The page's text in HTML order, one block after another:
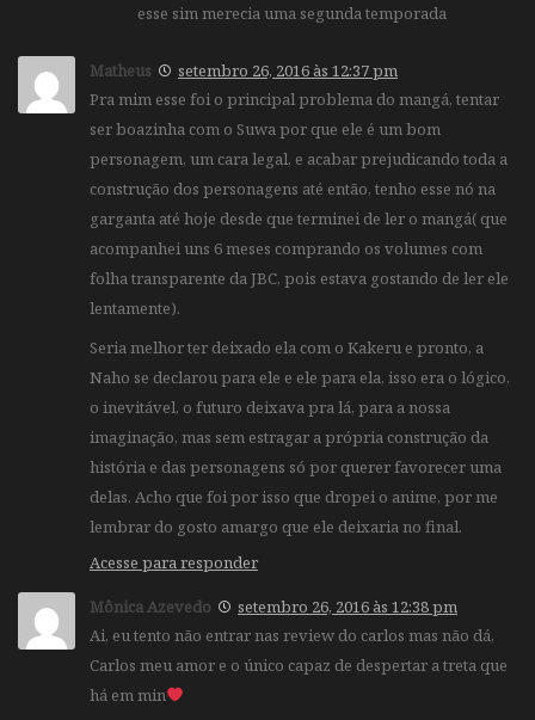
esse sim merecia uma segunda temporada
Matheus
setembro 26, 2016 às 12:37 pm
Pra mim esse foi o principal problema do mangá, tentar
ser boazinha com o Suwa por que ele é um bom
personagem, um cara legal, e acabar prejudicando toda a
construção dos personagens até então, tenho esse nó na
garganta até hoje desde que terminei de ler o mangá( que
acompanhei uns 6 meses comprando os volumes com
folha transparente da JBC, pois estava gostando de ler ele
lentamente).
Seria melhor ter deixado ela com o Kakeru e pronto, a
Naho se declarou para ele e ele para ela, isso era o lógico,
o inevitável, o futuro deixava pra lá, para a nossa
imaginação, mas sem estragar a própria construção da
história e das personagens só por querer favorecer uma
delas. Acho que foi por isso que dropei o anime, por me
lembrar do gosto amargo que ele deixaria no final.
Acesse para responder
Mônica Azevedo
setembro 26, 2016 às 12:38 pm
Ai, eu tento não entrar nas review do carlos mas não dá,
Carlos meu amor e o único capaz de despertar a treta que
há em min